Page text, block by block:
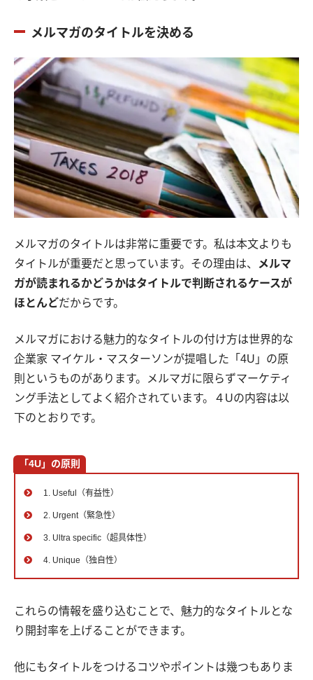
メルマガのタイトルを決める
メルマガのタイトルは非常に重要です。私は本文よりも
タイトルが重要だと思っています。その理由は、
メルマ
ガが読まれるかどうかはタイトルで判断されるケースが
ほとんどだからです。
メルマガにおける魅力的なタイトルの付け方は世界的な
企業家 マイケル・マスターソンが提唱した「4U」の原
則というものがあります。メルマガに限らずマーケティ
ング手法としてよく紹介されています。４Uの内容は以
下のとおりです。
「4U」の原則
1. Useful（有益性）
2. Urgent（緊急性）
3. Ultra specific（超具体性）
4. Unique（独自性）
これらの情報を盛り込むことで、魅力的なタイトルとな
り開封率を上げることができます。
他にもタイトルをつけるコツやポイントは幾つもありま